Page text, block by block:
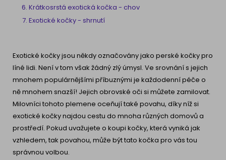
Krátkosrstá exotická kočka - chov
Exotické kočky - shrnutí
Exotické kočky jsou někdy označovány jako perské kočky pro
líné lidi. Není v tom však žádný zlý úmysl. Ve srovnání s jejich
mnohem populárnějšími příbuznými je každodenní péče o
ně mnohem snazší! Jejich obrovské oči si můžete zamilovat.
Milovníci tohoto plemene oceňují také povahu, díky níž si
exotické kočky najdou cestu do mnoha různých domovů a
prostředí. Pokud uvažujete o koupi kočky, která vyniká jak
vzhledem, tak povahou, může být tato kočka pro vás tou
správnou volbou.